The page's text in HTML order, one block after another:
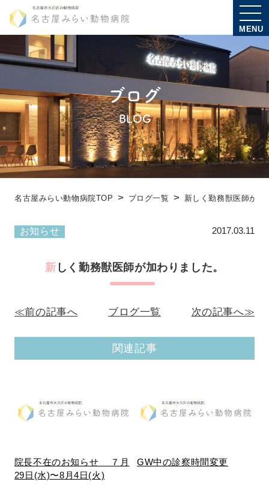
MENU
ブログ
BLOG
名古屋みらい動物病院TOP ブログ一覧 新しく勤務獣医師が
お知らせ 2017.03.11
新しく勤務獣医師が加わりました。
≪前の記事へ ブログ一覧 次の記事へ≫
関連記事
院長不在のお知らせ ７月
29日(水)〜8月4日(火)
GW中の診察時間変更